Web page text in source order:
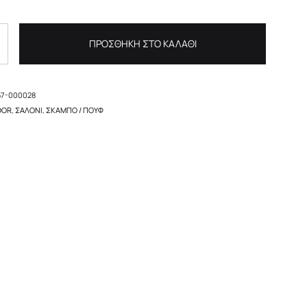
ΠΡΟΣΘΉΚΗ ΣΤΟ ΚΑΛΆΘΙ
000028
, ΣΑΛΌΝΙ, ΣΚΑΜΠΌ / ΠΟΥΦ